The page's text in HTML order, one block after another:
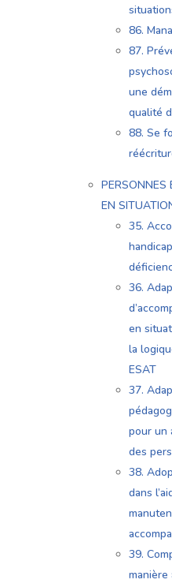
86.
87.
une
qualité
88. Se
PERSONNES
EN
35.
36.
en
la
ESAT
37.
pour un
des
38.
dans
39.